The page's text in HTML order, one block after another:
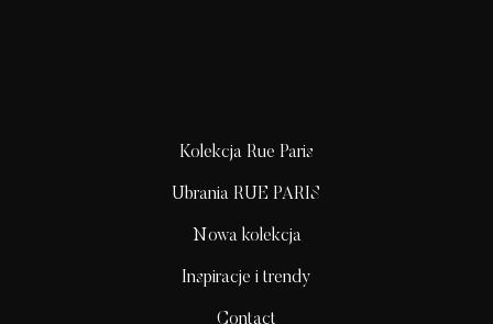
Kolekcja Rue Paris
Ubrania RUE PARIS
Nowa kolekcja
Inspiracje i trendy
Contact